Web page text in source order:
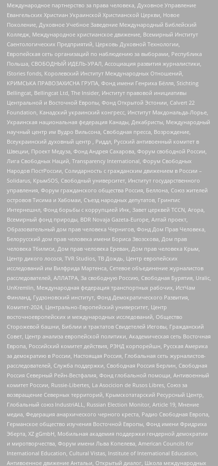
Международное партнерство за права человека, Духовное Управление
Евангельских Христиан Украинской Христианской Церкви, Новое
Поколение, Духовное Учебное Заведение Международный Библейский
Колледж, Международное христианское движение, Всемирный Институт
Саентологических Предприятий, Церковь Духовной Технологии,
Европейская сеть организаций по наблюдению за выборами, Республика
Польша, СВОБОДНЫЙ ИДЕЛЬ-УРАЛ, Ассоциация развития журналистики,
IStories fonds, Королевский Институт Международных Отношений,
КРИМСЬКА ПРАВОЗАХИСНА ГРУПА, Фонд имени Генриха Бёлля, Stichting
Bellingcat, Bellingcat Ltd, The Insider, Институт правовой инициативы
Центральной и Восточной Европы, Фонд Открытой Эстонии, Calvert 22
Foundation, Канадский украинский конгресс, Институт Макдональда-Лорье,
Украинская национальная федерация Канады, Декабристы, Международный
научный центр им Вудро Вильсона, Свободная пресса, Возрождение,
Всеукраинский духовный центр , Риддл, Русский антивоенный комитет в
Швеции, Проект Медуза, Фонд Андрея Сахарова, Форум свободной России,
Лига Свободных Наций, Transparеncy International, Форум Свободных
Народов ПостРоссии, Солидарность с гражданским движением в России –
Solidarus, КрымSOS, Свободный университет, Институт государственного
управления, Форум гражданского общества Россия, Беллона, Союз жителей
островов Тисима и Хабомаи, Съезд народных депутатов, Гринпис
Интернешнл, Фонд борьбы с коррупцией Инк, Завет церквей TCCN, Агора,
Всемирный фонд природы, BDR Novaja Gazeta-Europe, Алтай проект,
Образовательный дом прав человека Чернигов, Фонд Дом Прав Человека,
Белорусский дом прав человека имени Бориса Звозскова, Дом прав
человека Тбилиси, Дом прав человека Ереван, Дом прав человека Крым,
Центр дикого лосося, TVR Studios, ТВ Дождь, Центр европейских
исследований им Вилфрида Мартенса, Сетевое объединение журналистов
расследователей, АЛЛАТРА, За свободную Россию, Свободная Бурятия, Uralic,
UnKremlin, Международная федерация транспортных рабочих, ИстЧам
Финланд, Гудзоновский институт, Фонд Демократического Развития,
Комитет-2024, Центрально-Европейский университет, Центр
восточноевропейских и международных исследований, Общество
Сторожевой башни, Библии и трактатов Свидетелей Иеговы, Гражданский
Совет, Центр анализа европейской политики, Академическая сеть Восточная
Европа, Российский комитет действия, РЭНД корпорейшн, Русская Америка
за демократию в России, Настоящая Россия, Глобальная сеть журналистов-
расследователей, Служба поддержки, Свободная Россия Берлин, Свободная
Россия Северный Рейн-Вестфалия, Фонд глобальной помощи, Антивоенный
комитет России, Russie-Libertes, La Asocicion de Rusos Libres, Союз за
возвращение Северных территорий, Крымскотатарский Ресурсный Центр,
Глобальный союз IndustriALL, Russian Election Monitor, Article 19, Мнение
медиа, Федерация анархического черного креста, Радио Свободная Европа,
Германское общество изучения Восточной Европы, Фонд имени Фридриха
Эберта, XZ gGmbH, Мобильная академия поддержки гендерной демократии
и миротворчества, Форум имени Льва Копелева, American Councils for
International Education, Cultural Vistas, Institute of International Education,
Антивоенное движение Антальи, Открытый диалог, Школа международных